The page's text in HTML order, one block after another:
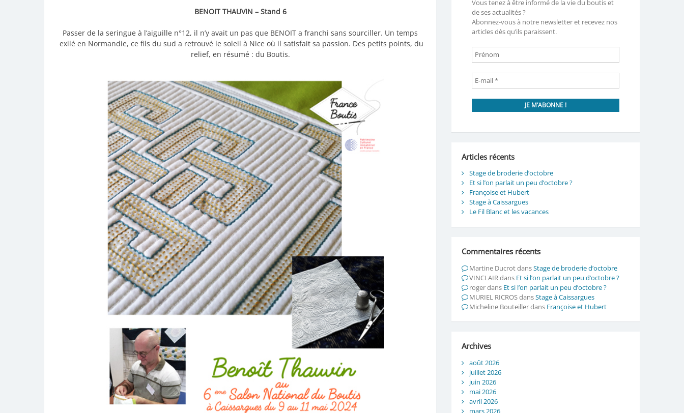
BENOIT THAUVIN – Stand 6
Passer de la seringue à l’aiguille n°12, il n’y avait un pas que BENOIT a franchi sans sourciller. Un temps
exilé en Normandie, ce fils du sud a retrouvé le soleil à Nice où il satisfait sa passion. Des petits points, du
relief, en résumé : du Boutis.
Vous tenez à être informé de la vie du boutis et
de ses actualités ?
Abonnez-vous à notre newsletter et recevez nos
articles dès qu’ils paraissent.
Articles récents
Stage de broderie d’octobre
Et si l’on parlait un peu d’octobre ?
Françoise et Hubert
Stage à Caissargues
Le Fil Blanc et les vacances
Commentaires récents
Martine DucrotdansStage de broderie d’octobre
VINCLAIR dans Et si l’on parlait un peu d’octobre ?
rogerdans Et si l’on parlait un peu d’octobre ?
MURIEL RICROSdansStage à Caissargues
Micheline Bouteillerdans Françoise et Hubert
Archives
août 2026
juillet 2026
juin 2026
mai 2026
avril 2026
mars 2026